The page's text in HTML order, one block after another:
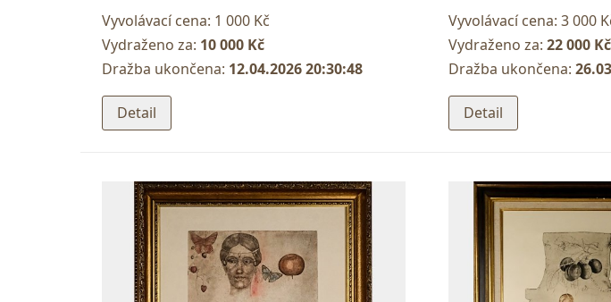
Vyvolávací cena: 1 000 Kč
Vydraženo za: 10 000 Kč
Dražba ukončena: 12.04.2026 20:30:48
Detail
Vyvolávací cena: 3 000
Vydraženo za: 22 000 Kč
Dražba ukončena:
Detail